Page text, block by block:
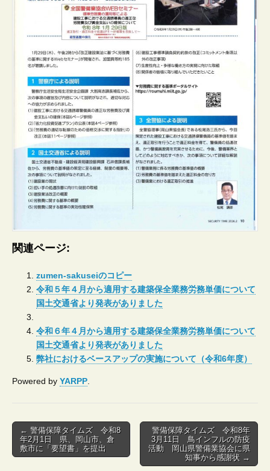
関連ページ:
zumen-sakuseiのコピー
令和５年４月から適用する建築保全業務労務単価について
国土交通省より発表がありました
令和６年４月から適用する建築保全業務労務単価について
国土交通省より発表がありました
弊社におけるベースアップの実施について（令和6年度）
Powered by YARPP
Post
navigation
← 警備保障タイムズ 令和8
年2月1日 県、岡山市、倉
敷市に「要望書」を提出
警備保障タイムズ 令和8年
3月11日 鳥インフルの防疫
活動 岡山県警備業協会に県
知事から感謝状 →